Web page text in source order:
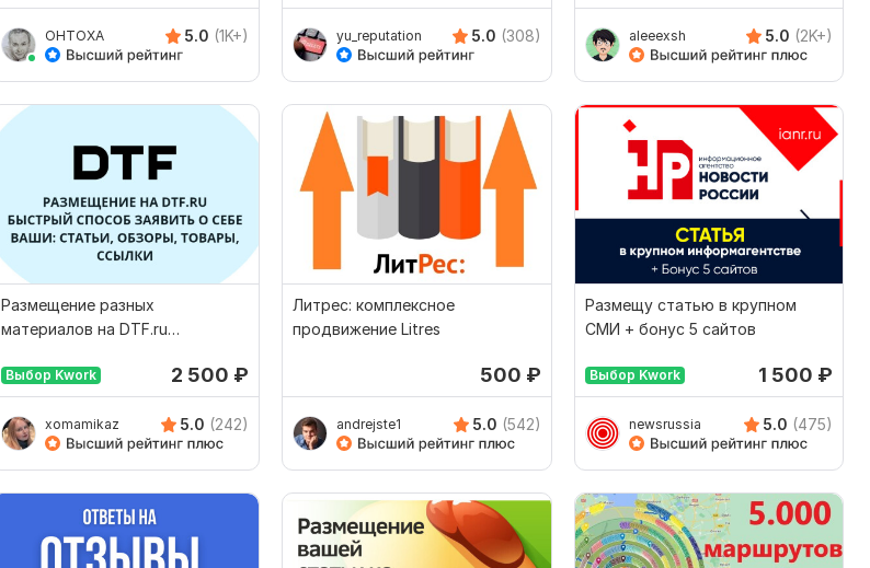
OHTOXA 5.0 (1K+) yu_reputation 5.0 (308) aleeexsh 5.0 (2K+)
Размещение разных
материалов на DTF.ru
Выбор Kwork 2 500 ₽
xomamikaz 5.0 (242)
Литрес: комплексное
продвижение Litres
500 ₽
andrejste1 5.0 (542)
Размещу статью в крупном
СМИ + бонус 5 сайтов
Выбор Kwork 1 500 ₽
newsrussia 5.0 (475)